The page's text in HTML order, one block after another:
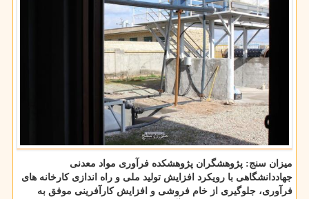
میزان سنج: پژوهشگران پژوهشكده فرآوری مواد معدنی
جهاددانشگاهی با رویكرد افزایش تولید ملی و راه اندازی كارخانه های
فرآوری، جلوگیری از خام فروشی و افزایش كارآفرینی موفق به